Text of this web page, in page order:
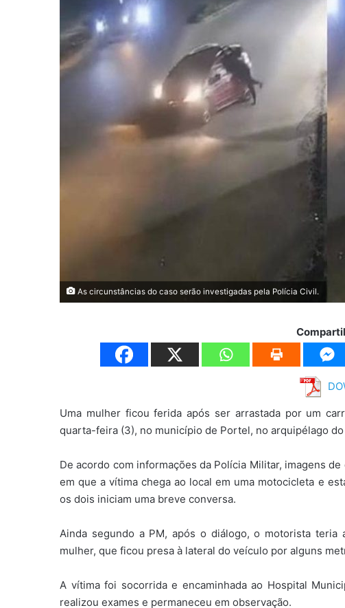
As circunstâncias do caso serão investigadas pela Polícia Civil.
Uma mulher ficou ferida após ser arrastada por um
quarta-feira (3), no município de Portel, no arquipélago do
De acordo com informações da Polícia Militar, imagens
em que a vítima chega ao local em uma motocicleta e
os dois iniciam uma breve conversa.
Ainda segundo a PM, após o diálogo, o motorista teria
mulher, que ficou presa à lateral do veículo por alguns
A vítima foi socorrida e encaminhada ao Hospital
realizou exames e permaneceu em observação.